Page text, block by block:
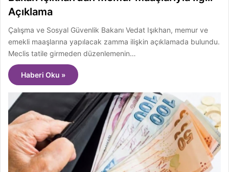
Açıklama
Çalışma ve Sosyal Güvenlik Bakanı Vedat Işıkhan, memur ve
emekli maaşlarına yapılacak zamma ilişkin açıklamada bulundu.
Meclis tatile girmeden düzenlemenin…
Haberi Oku »